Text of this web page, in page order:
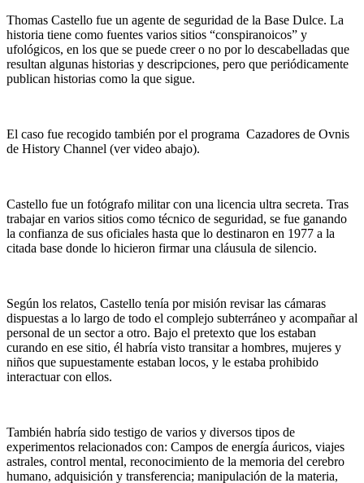
Thomas Castello fue un agente de seguridad de la Base Dulce. La
historia tiene como fuentes varios sitios “conspiranoicos” y
ufológicos, en los que se puede creer o no por lo descabelladas que
resultan algunas historias y descripciones, pero que periódicamente
publican historias como la que sigue.
El caso fue recogido también por el programa Cazadores de Ovnis
de History Channel (ver video abajo).
Castello fue un fotógrafo militar con una licencia ultra secreta. Tras
trabajar en varios sitios como técnico de seguridad, se fue ganando
la confianza de sus oficiales hasta que lo destinaron en 1977 a la
citada base donde lo hicieron firmar una cláusula de silencio.
Según los relatos, Castello tenía por misión revisar las cámaras
dispuestas a lo largo de todo el complejo subterráneo y acompañar al
personal de un sector a otro. Bajo el pretexto que los estaban
curando en ese sitio, él habría visto transitar a hombres, mujeres y
niños que supuestamente estaban locos, y le estaba prohibido
interactuar con ellos.
También habría sido testigo de varios y diversos tipos de
experimentos relacionados con: Campos de energía áuricos, viajes
astrales, control mental, reconocimiento de la memoria del cerebro
humano, adquisición y transferencia; manipulación de la materia,